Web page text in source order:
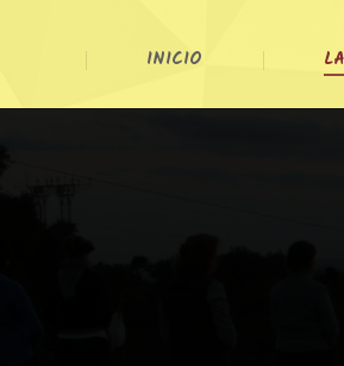
INICIO